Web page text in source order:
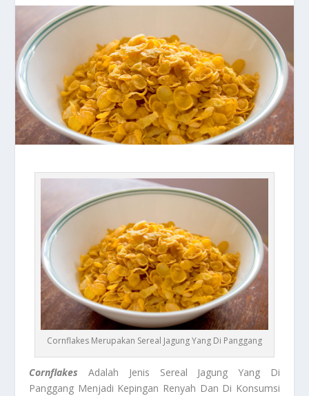
Cornflakes Merupakan Sereal Jagung Yang Di Panggang
Cornflakes Adalah Jenis Sereal Jagung Yang Di
Panggang Menjadi Kepingan Renyah Dan Di Konsumsi